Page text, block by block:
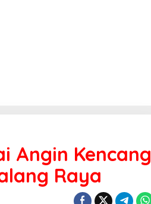
Angin Kencang
Raya